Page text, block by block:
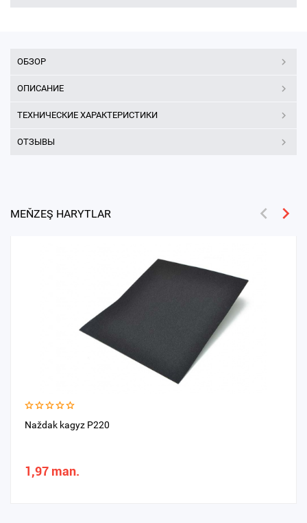
ОБЗОР
ОПИСАНИЕ
ТЕХНИЧЕСКИЕ ХАРАКТЕРИСТИКИ
ОТЗЫВЫ
MEŇZEŞ HARYTLAR
Naždak kagyz P220
1,97 man.